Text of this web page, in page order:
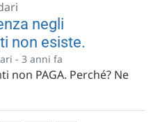
negli
non esiste.
- 3 anni fa
non PAGA. Perché? Ne